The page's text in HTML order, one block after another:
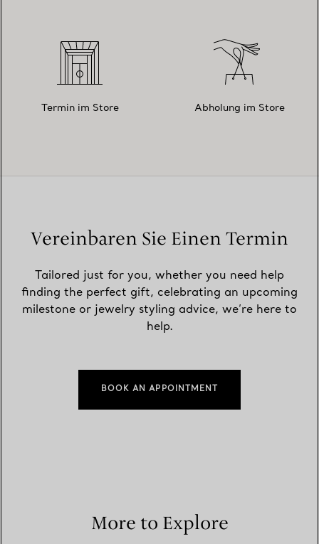
Termin im Store Abholung im Store
Vereinbaren Sie Einen Termin
Tailored just for you, whether you need help
finding the perfect gift, celebrating an upcoming
milestone or jewelry styling advice, we’re here to
help.
BOOK AN APPOINTMENT
More to Explore